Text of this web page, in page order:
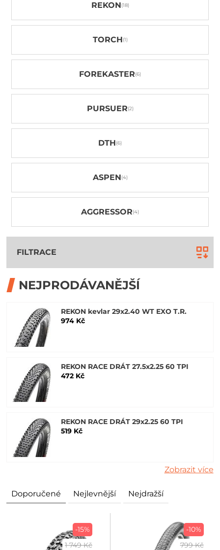
REKON
TORCH
FOREKASTER
PURSUER
DTH
ASPEN
AGGRESSOR
FILTRACE
NEJPRODÁVANĚJŠÍ
REKON kevlar 29x2.40 WT EXO T.R.
974 Kč
REKON RACE DRÁT 27.5x2.25 60 TPI
472 Kč
REKON RACE DRÁT 29x2.25 60 TPI
519 Kč
Zobrazit více
Doporučené Nejlevnější Nejdražší
-15%
1 749 Kč
-10%
799 Kč